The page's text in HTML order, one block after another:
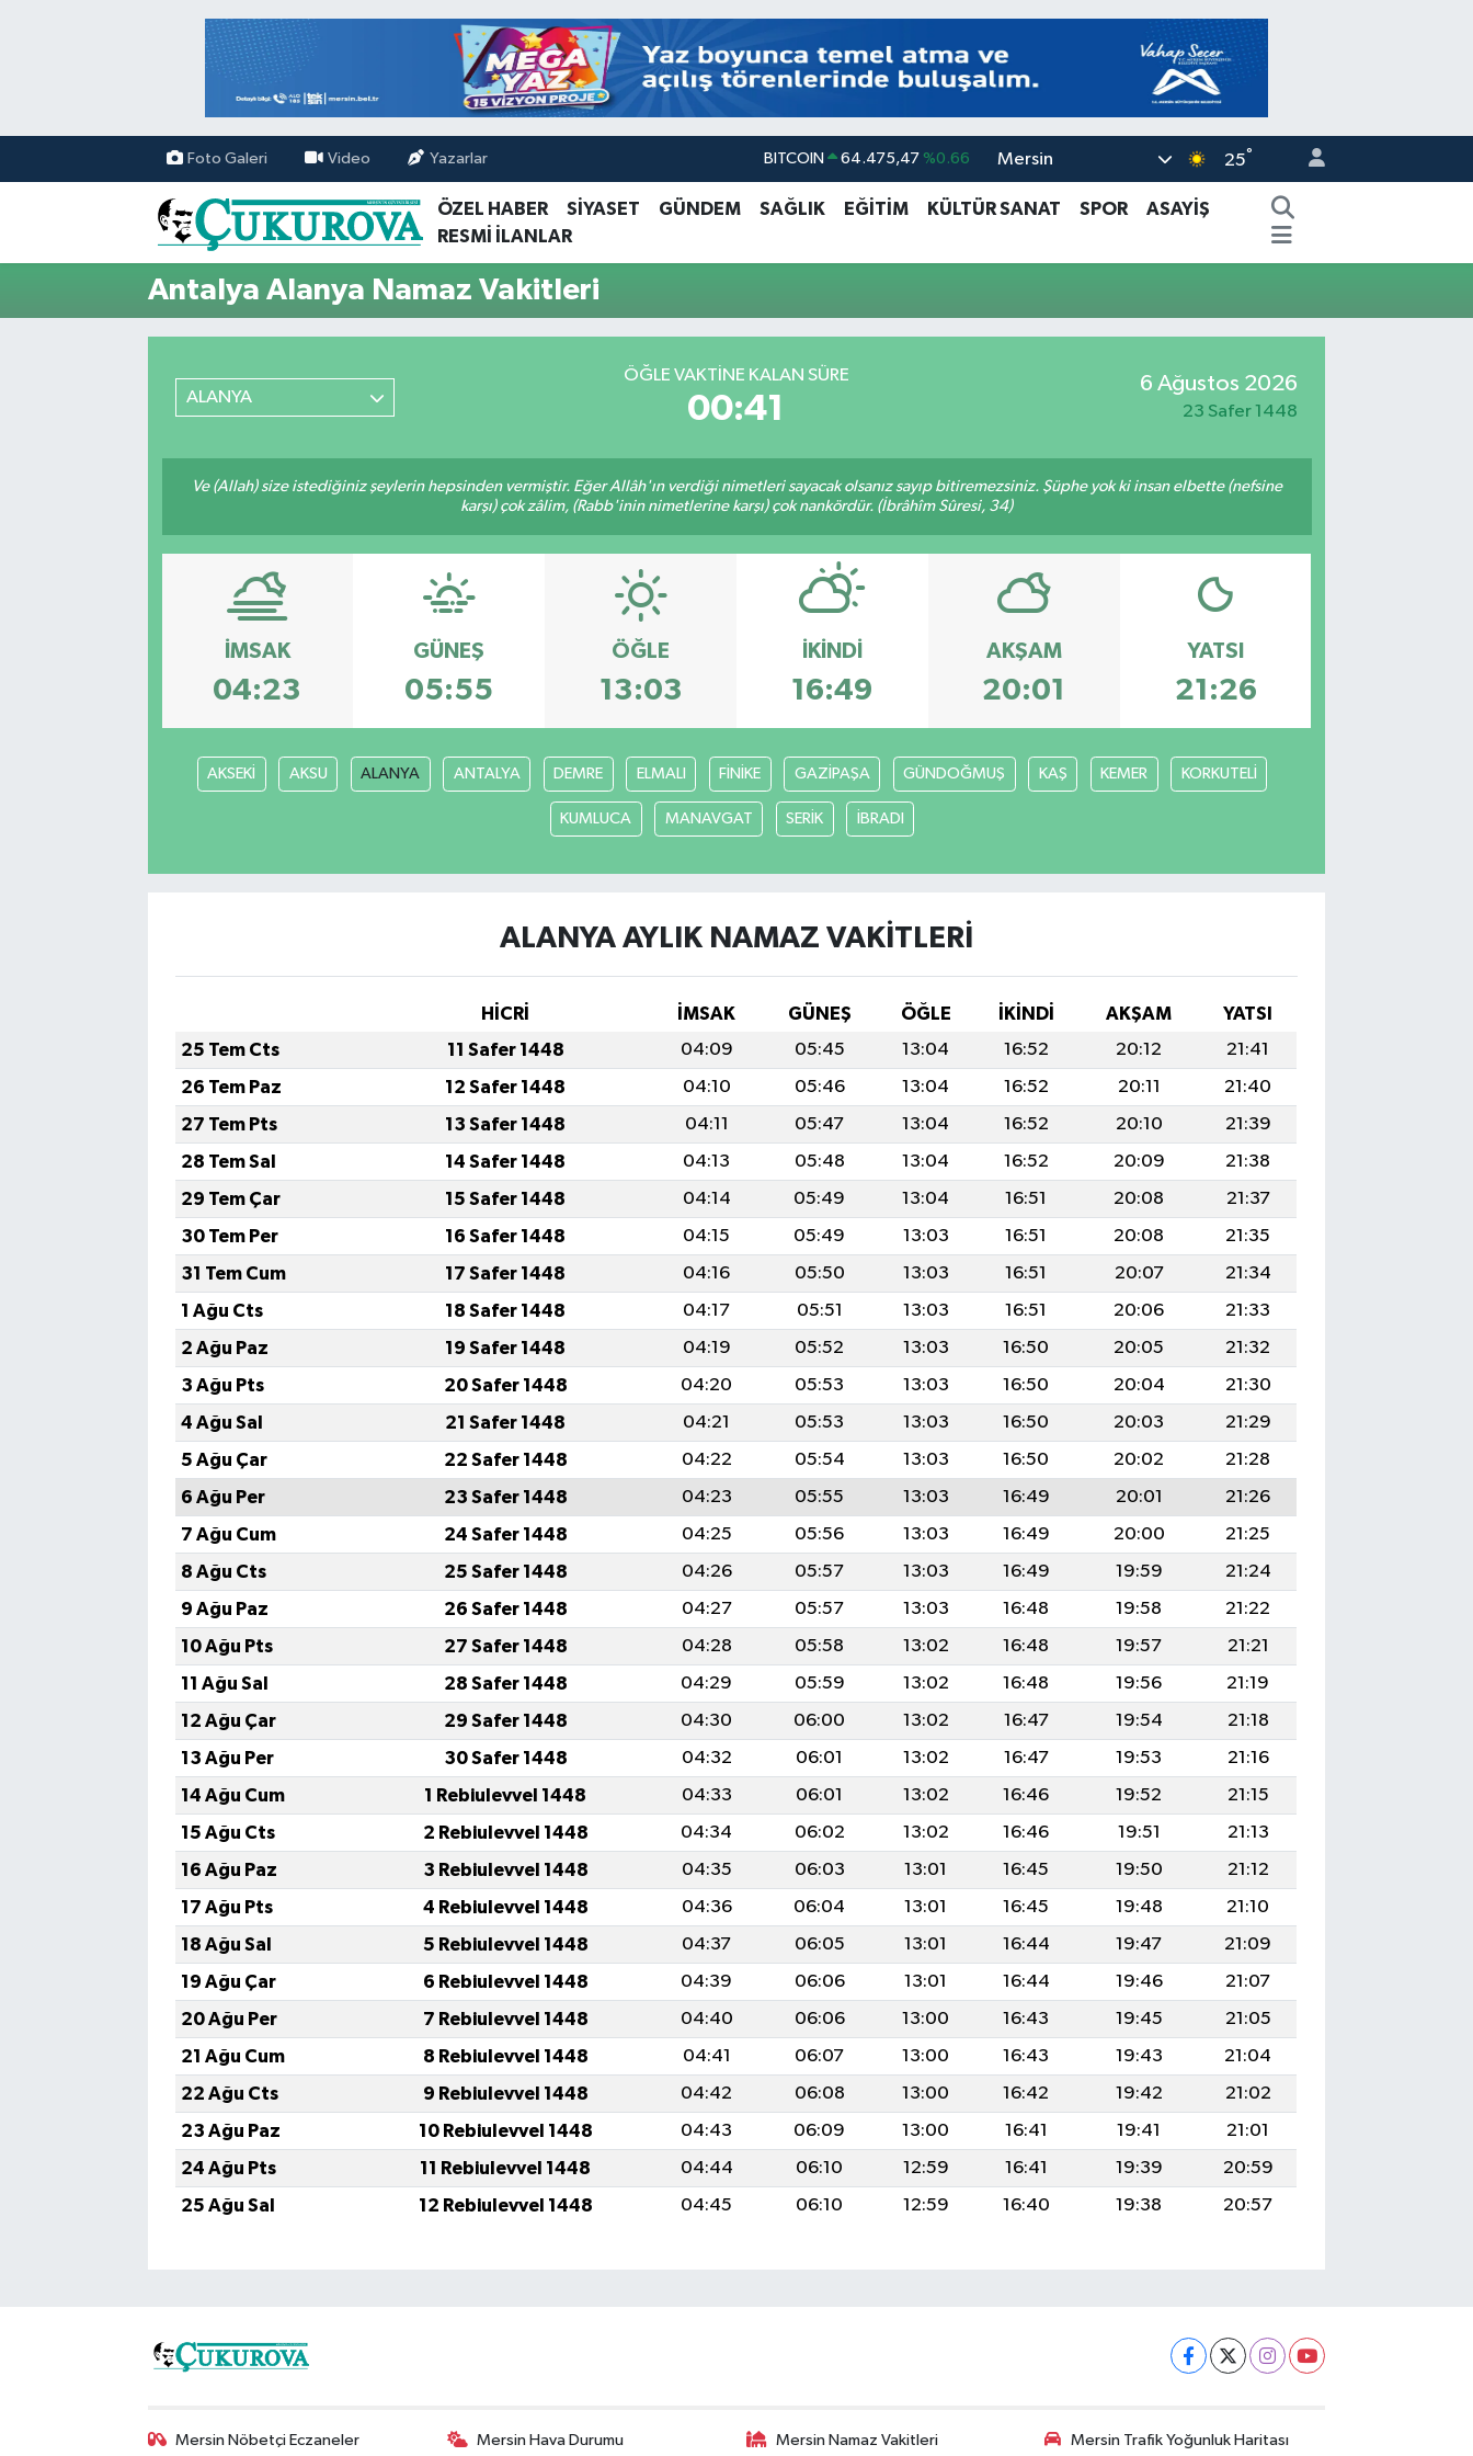
Foto Galeri Video Yazarlar BITCOIN 64.475,47 %0.66
DOLAR 47,5971 %0.05
GRAM ALTIN 6527.85 %0.54
Mersin 25°
ÖZEL HABER SİYASET GÜNDEM SAĞLIK EĞİTİM KÜLTÜR SANAT SPOR
ASAYİŞ
RESMİ İLANLAR
Antalya Alanya Namaz Vakitleri
ALANYA
ÖĞLE VAKTINE KALAN SÜRE
00:41
6 Ağustos 2026
23 Safer 1448
Ve (Allah) size istediğiniz şeylerin hepsinden vermiştir. Eğer Allâh'ın verdiği nimetleri sayacak olsanız sayıp bitiremezsiniz. Şüphe yok ki insan elbette (nefsine
karşı) çok zâlim, (Rabb'inin nimetlerine karşı) çok nankördür. (İbrâhîm Sûresi, 34)
İMSAK
04:23
GÜNEŞ
05:55
ÖĞLE
13:03
İKINDI
16:49
AKŞAM
20:01
YATSI
21:26
AKSEKİ AKSU ALANYA ANTALYA DEMRE ELMALI FİNİKE GAZİPAŞA GÜNDOĞMUŞ KAŞ KEMER KORKUTELİ
KUMLUCA MANAVGAT SERİK İBRADI
ALANYA AYLIK NAMAZ VAKITLERI
HİCRİ İMSAK GÜNEŞ ÖĞLE İKINDI AKŞAM
YATSI
25 Tem Cts
11 Safer 1448 04:09 05:45 13:04 16:52 20:12
21:41
26 Tem Paz
12 Safer 1448 04:10 05:46 13:04 16:52 20:11
21:40
27 Tem Pts
13 Safer 1448 04:11 05:47 13:04 16:52 20:10
21:39
28 Tem Sal
14 Safer 1448 04:13 05:48 13:04 16:52 20:09
21:38
29 Tem Çar
15 Safer 1448 04:14 05:49 13:04 16:51 20:08
21:37
30 Tem Per
16 Safer 1448 04:15 05:49 13:03 16:51 20:08
21:35
31 Tem Cum
17 Safer 1448 04:16 05:50 13:03 16:51 20:07
21:34
1 Ağu Cts
18 Safer 1448 04:17 05:51 13:03 16:51 20:06
21:33
2 Ağu Paz
19 Safer 1448 04:19 05:52 13:03 16:50 20:05
21:32
3 Ağu Pts
20 Safer 1448 04:20 05:53 13:03 16:50 20:04
21:30
4 Ağu Sal
21 Safer 1448 04:21 05:53 13:03 16:50 20:03
21:29
5 Ağu Çar
22 Safer 1448 04:22 05:54 13:03 16:50 20:02
21:28
6 Ağu Per
23 Safer 1448 04:23 05:55 13:03 16:49 20:01
21:26
7 Ağu Cum
24 Safer 1448 04:25 05:56 13:03 16:49 20:00
21:25
8 Ağu Cts
25 Safer 1448 04:26 05:57 13:03 16:49 19:59
21:24
9 Ağu Paz
26 Safer 1448 04:27 05:57 13:03 16:48 19:58
21:22
10 Ağu Pts
27 Safer 1448 04:28 05:58 13:02 16:48 19:57
21:21
11 Ağu Sal
28 Safer 1448 04:29 05:59 13:02 16:48 19:56
21:19
12 Ağu Çar
29 Safer 1448 04:30 06:00 13:02 16:47 19:54
21:18
13 Ağu Per
30 Safer 1448 04:32 06:01 13:02 16:47 19:53
21:16
14 Ağu Cum
1 Rebiulevvel 1448 04:33 06:01 13:02 16:46 19:52
21:15
15 Ağu Cts
2 Rebiulevvel 1448 04:34 06:02 13:02 16:46 19:51
21:13
16 Ağu Paz
3 Rebiulevvel 1448 04:35 06:03 13:01 16:45 19:50
21:12
17 Ağu Pts
4 Rebiulevvel 1448 04:36 06:04 13:01 16:45 19:48
21:10
18 Ağu Sal
5 Rebiulevvel 1448 04:37 06:05 13:01 16:44 19:47
21:09
19 Ağu Çar
6 Rebiulevvel 1448 04:39 06:06 13:01 16:44 19:46
21:07
20 Ağu Per
7 Rebiulevvel 1448 04:40 06:06 13:00 16:43 19:45
21:05
21 Ağu Cum
8 Rebiulevvel 1448 04:41 06:07 13:00 16:43 19:43
21:04
22 Ağu Cts
9 Rebiulevvel 1448 04:42 06:08 13:00 16:42 19:42
21:02
23 Ağu Paz
10 Rebiulevvel 1448 04:43 06:09 13:00 16:41 19:41
21:01
24 Ağu Pts
11 Rebiulevvel 1448 04:44 06:10 12:59 16:41 19:39
20:59
25 Ağu Sal
12 Rebiulevvel 1448 04:45 06:10 12:59 16:40 19:38 20:57
Mersin Nöbetçi Eczaneler Mersin Hava Durumu Mersin Namaz Vakitleri Mersin Trafik Yoğunluk Haritası
Mersin Nöbetçi Eczaneler
Mersin Hava Durumu
Mersin Namaz Vakitleri
Mersin Trafik Yoğunluk Haritası
Süper Lig Puan Durumu ve Fikstür
Son Dakika Haberleri